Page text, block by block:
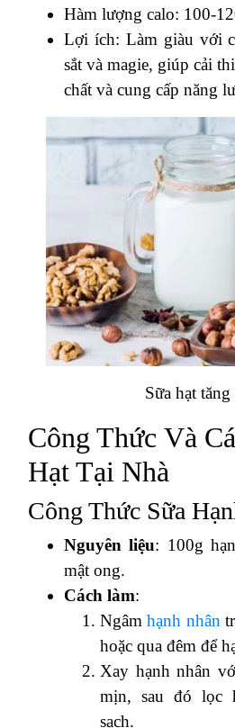
Hàm lượng calo: 100-
Lợi ích: Làm giàu với
sắt và magie, giúp cải
chất và cung cấp năng
Sữa hạt tăng
Công Thức Và
Hạt Tại Nhà
Công Thức Sữa
Nguyên liệu: 100g
mật ong.
Cách làm:
Ngâmhạnh nhân
hoặc qua đêm để
Xay hạnh nhân
mịn, sau đó lọc
sạch.